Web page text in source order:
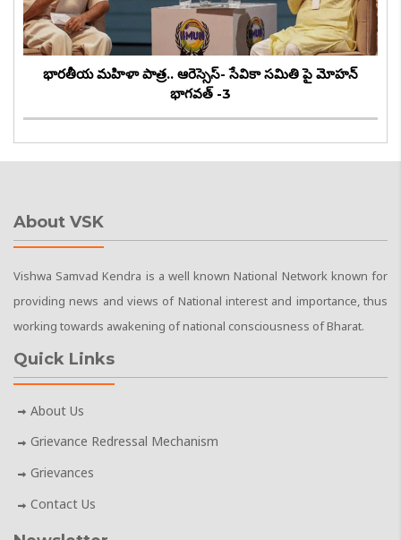
భారతీయ మహిళా పాత్ర.. ఆరెస్సెస్- సేవికా సమితి పై మోహన్
భాగవత్ -3
About VSK
Vishwa Samvad Kendra is a well known National Network known for
providing news and views of National interest and importance, thus
working towards awakening of national consciousness of Bharat.
Quick Links
About Us
Grievance Redressal Mechanism
Grievances
Contact Us